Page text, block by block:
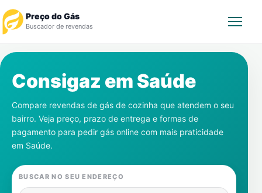
Preço do Gás
Buscador de revendas
Notícias
Gás
Consigaz em Saúde
Compare revendas de gás de cozinha que atendem o seu
bairro. Veja preço, prazo de entrega e formas de
pagamento para pedir gás online com mais praticidade
em Saúde.
BUSCAR NO SEU ENDEREÇO